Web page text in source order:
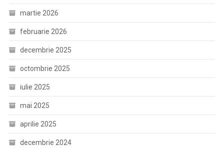
martie 2026
februarie 2026
decembrie 2025
octombrie 2025
iulie 2025
mai 2025
aprilie 2025
decembrie 2024